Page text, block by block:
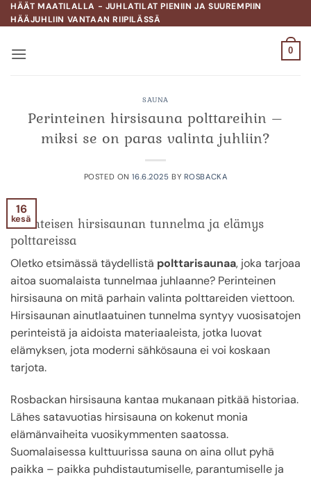
Skip
to
HÄÄT MAATILALLA - JUHLATILAT PIENIIN JA SUUREMPIIN
HÄÄJUHLIIN VANTAAN RIIPILÄSSÄ
0
SAUNA
Perinteinen hirsisauna polttareihin –
miksi se on paras valinta juhliin?
POSTED ON16.6.2025 BY ROSBACKA
16
kesä
Perinteisen hirsisaunan tunnelma ja elämys
polttareissa
Oletko etsimässä täydellistä polttarisaunaa, joka tarjoaa
aitoa suomalaista tunnelmaa juhlaanne? Perinteinen
hirsisauna on mitä parhain valinta polttareiden viettoon.
Hirsisaunan ainutlaatuinen tunnelma syntyy vuosisatojen
perinteistä ja aidoista materiaaleista, jotka luovat
elämyksen, jota moderni sähkösauna ei voi koskaan
tarjota.
Rosbackan hirsisauna kantaa mukanaan pitkää historiaa.
Lähes satavuotias hirsisauna on kokenut monia
elämänvaiheita vuosikymmenten saatossa.
Suomalaisessa kulttuurissa sauna on aina ollut pyhä
paikka – paikka puhdistautumiselle, parantumiselle ja